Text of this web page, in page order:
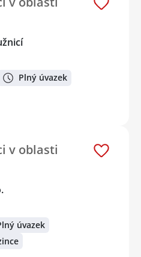
Plný úvazek
v oblasti
úvazek